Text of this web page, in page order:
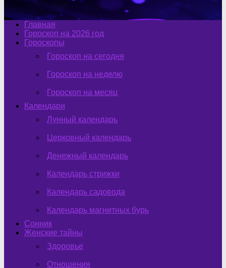
Главная
Гороскоп на 2026 год
Гороскопы
Гороскоп на сегодня
Гороскоп на неделю
Гороскоп на месяц
Календари
Лунный календарь
Церковный календарь
Денежный календарь
Календарь стрижки
Календарь садовода
Календарь магнитных бурь
Сонник
Женские тайны
Здоровье
Отношения